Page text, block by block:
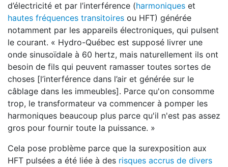
d’électricité et par l’interférence (harmoniques et
hautes fréquences transitoires ou HFT) générée
notamment par les appareils électroniques, qui pulsent
le courant. « Hydro-Québec est supposé livrer une
onde sinusoïdale à 60 hertz, mais naturellement ils ont
besoin de fils qui peuvent ramasser toutes sortes de
choses [l’interférence dans l’air et générée sur le
câblage dans les immeubles]. Parce qu'on consomme
trop, le transformateur va commencer à pomper les
harmoniques beaucoup plus parce qu'il n'est pas assez
gros pour fournir toute la puissance. »
Cela pose problème parce que la surexposition aux
HFT pulsées a été liée à des risques accrus de divers